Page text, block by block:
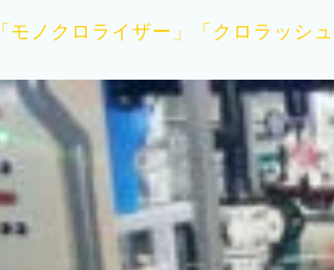
「モノクロライザー」「クロラッシ